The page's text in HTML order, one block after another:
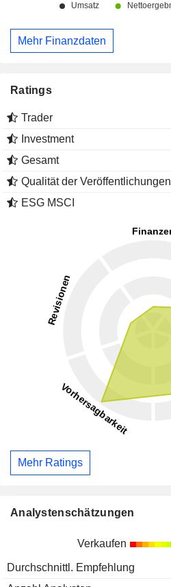
Mehr Finanzdaten
Ratings
Trader
Investment
Gesamt
Qualität der Veröffentlichungen
ESG MSCI
Mehr Ratings
Analystenschätzungen
Verkaufen
Durchschnittl. Empfehlung